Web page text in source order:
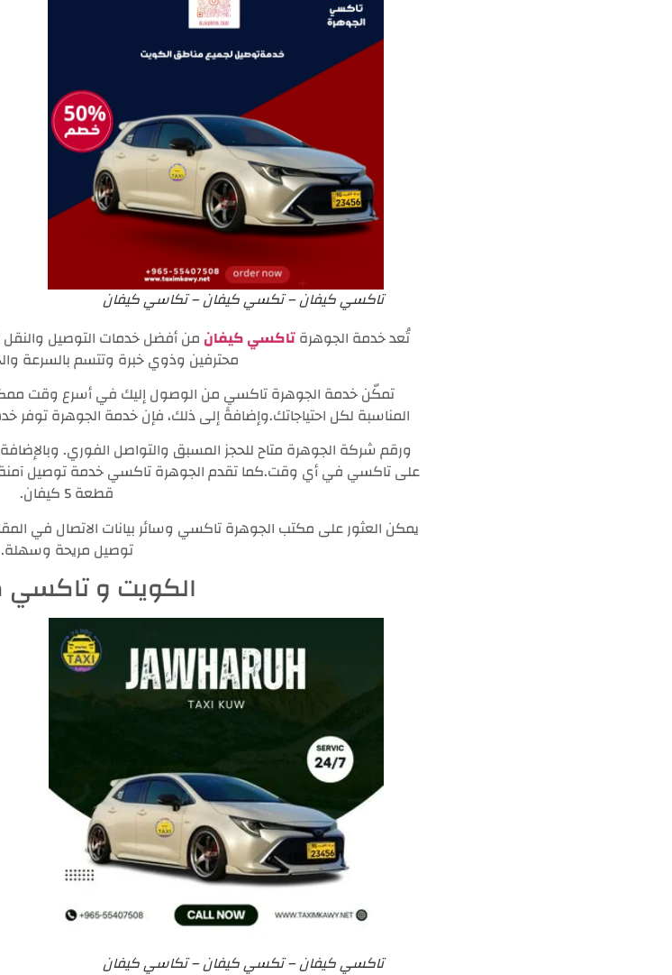
تاكسي كيفان – تكسي كيفان – تكاسي كيفان
تُعد خدمة الجوهرةتاكسي كيفان من أفضل خدمات التوصيل
محترفين وذوي خبرة وتتسم بالسرعة
تمكّن خدمة الجوهرة تاكسي من الوصول إليك في أسرع وقت
المناسبة لكل احتياجاتك.وإضافةً إلى ذلك، فإن خدمة الجوهرة توفر خدمة توصيل 24 ساعة إلى
ورقم شركة الجوهرة متاح للحجز المسبق والتواصل الفوري.
على تاكسي في أي وقت.كما تقدم الجوهرة تاكسي خدمة توصيل
قطعة 5 كيفان.
يمكن العثور على مكتب الجوهرة تاكسي وسائر بيانات الاتصال في
توصيل مريحة وسهلة.
الكويت و تاكسي
تاكسي كيفان – تكسي كيفان – تكاسي كيفان